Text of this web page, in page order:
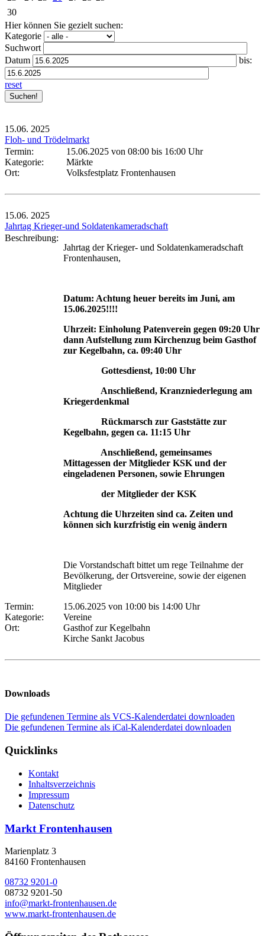
30
Hier können Sie gezielt suchen:
Kategorie
Suchwort
Datum
bis:
reset
15.06. 2025
Floh- und Trödelmarkt
Termin:
15.06.2025 von 08:00 bis 16:00 Uhr
Kategorie:
Märkte
Ort:
Volksfestplatz Frontenhausen
15.06. 2025
Jahrtag Krieger-und Soldatenkameradschaft
Beschreibung:
Jahrtag der Krieger- und Soldatenkameradschaft
Frontenhausen,
Datum: Achtung heuer bereits im Juni, am
15.06.2025!!!!
Uhrzeit: Einholung Patenverein gegen 09:20 Uhr
dann Aufstellung zum Kirchenzug beim Gasthof
zur Kegelbahn, ca. 09:40 Uhr
Gottesdienst, 10:00 Uhr
Anschließend, Kranzniederlegung am
Kriegerdenkmal
Rückmarsch zur Gaststätte zur
Kegelbahn, gegen ca. 11:15 Uhr
Anschließend, gemeinsames
Mittagessen der Mitglieder KSK und der
eingeladenen Personen, sowie Ehrungen
der Mitglieder der KSK
Achtung die Uhrzeiten sind ca. Zeiten und
können sich kurzfristig ein wenig ändern
Die Vorstandschaft bittet um rege Teilnahme der
Bevölkerung, der Ortsvereine, sowie der eigenen
Mitglieder
Termin:
15.06.2025 von 10:00 bis 14:00 Uhr
Kategorie:
Vereine
Ort:
Gasthof zur Kegelbahn
Kirche Sankt Jacobus
Downloads
Die gefundenen Termine als VCS-Kalenderdatei downloaden
Die gefundenen Termine als iCal-Kalenderdatei downloaden
Quicklinks
Kontakt
Inhaltsverzeichnis
Impressum
Datenschutz
Markt Frontenhausen
Marienplatz 3
84160 Frontenhausen
08732 9201-0
08732 9201-50
info@markt-frontenhausen.de
www.markt-frontenhausen.de